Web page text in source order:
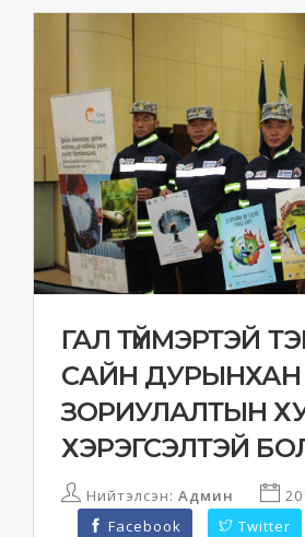
ГАЛ ТҮЙМЭРТЭЙ
САЙН ДУРЫНХАН
ЗОРИУЛАЛТЫН
ХЭРЭГСЭЛТЭЙ
Нийтэлсэн: Админ
Facebook
Twitter